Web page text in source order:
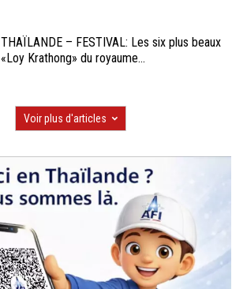
THAÏLANDE – FESTIVAL: Les six plus beaux
«Loy Krathong» du royaume...
Voir plus d'articles